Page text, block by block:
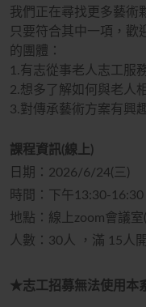
我們正在尋找更多藝術
只要符合其中一項，歡
的團體：
1.有志從事老人志工服
2.想多了解如何與老人
3.對傳承藝術方案有興
課程資訊(線上)
日期：2026/6/24(三)
時間：下午13:30-16:30
地點：線上zoom會議
人數：30人 ，滿 15人
★志工招募無法使用本